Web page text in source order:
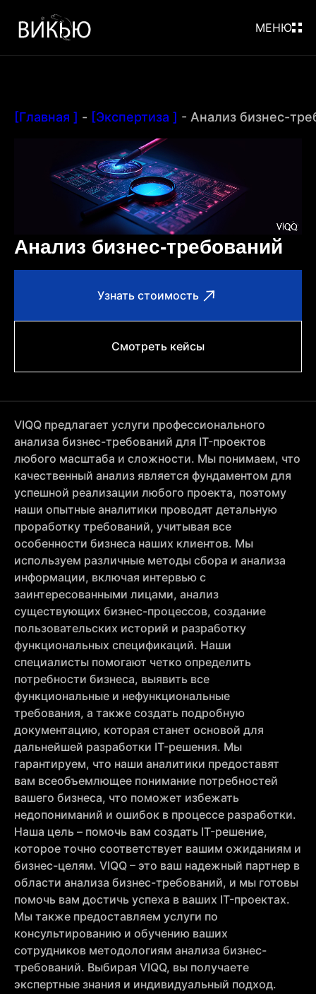
МЕНЮ
[Главная ] - [Экспертиза ] - Анализ бизнес-
Анализ бизнес-требований
Узнать стоимость
Смотреть кейсы
VIQQ предлагает услуги профессионального
анализа бизнес-требований для IT-проектов
любого масштаба и сложности. Мы понимаем, что
качественный анализ является фундаментом для
успешной реализации любого проекта, поэтому
наши опытные аналитики проводят детальную
проработку требований, учитывая все
особенности бизнеса наших клиентов. Мы
используем различные методы сбора и анализа
информации, включая интервью с
заинтересованными лицами, анализ
существующих бизнес-процессов, создание
пользовательских историй и разработку
функциональных спецификаций. Наши
специалисты помогают четко определить
потребности бизнеса, выявить все
функциональные и нефункциональные
требования, а также создать подробную
документацию, которая станет основой для
дальнейшей разработки IT-решения. Мы
гарантируем, что наши аналитики предоставят
вам всеобъемлющее понимание потребностей
вашего бизнеса, что поможет избежать
недопониманий и ошибок в процессе разработки.
Наша цель – помочь вам создать IT-решение,
которое точно соответствует вашим ожиданиям и
бизнес-целям. VIQQ – это ваш надежный партнер в
области анализа бизнес-требований, и мы готовы
помочь вам достичь успеха в ваших IT-проектах.
Мы также предоставляем услуги по
консультированию и обучению ваших
сотрудников методологиям анализа бизнес-
требований. Выбирая VIQQ, вы получаете
экспертные знания и индивидуальный подход.